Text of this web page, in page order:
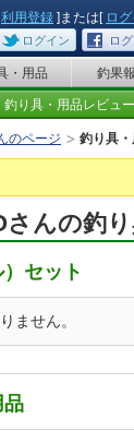
利用登録 ]または[ ロ
ログイン ロ
・用品 釣果
釣り具・用品レビュー
のページ 釣り具
んの釣
セット
ません。
品